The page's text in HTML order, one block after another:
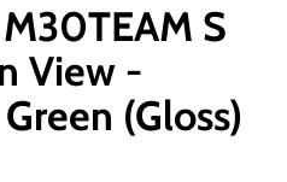
S
View -
(Gloss)